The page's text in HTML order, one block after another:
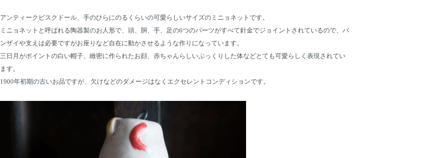
アンティークビスクドール、手のひらにのるくらいの可愛らしいサイズのミニョネットです。
ミニョネットと呼ばれる陶器製のお人形で、頭、胴、手、足の6つのパーツがすべて針金でジョイントされているので、バ
ンザイや支えは必要ですがお座りなど自在に動かさせるような作りになっています。
三日月がポイントの白い帽子、緻密に作られたお顔、赤ちゃんらしいぷっくりした体などとても可愛らしく表現されてい
ます。
1900年初期の古いお品ですが、欠けなどのダメージはなくエクセレントコンディションです。